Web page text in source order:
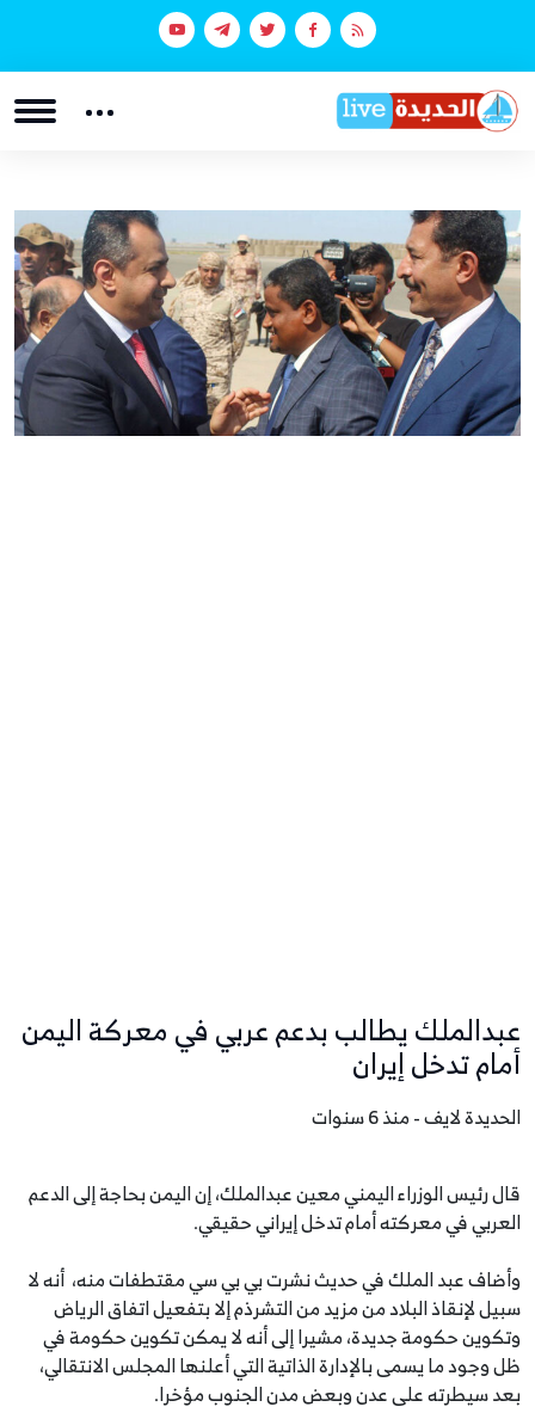
عبدالملك يطالب بدعم عربي في معركة اليمن
أمام تدخل إيران
الحديدة لايف - منذ 6 سنوات
قال رئيس الوزراء اليمني معين عبدالملك، إن اليمن بحاجة إلى الدعم
العربي في معركته أمام تدخل إيراني حقيقي.
وأضاف عبد الملك في حديث نشرت بي بي سي مقتطفات منه، أنه لا
سبيل لإنقاذ البلاد من مزيد من التشرذم إلا بتفعيل اتفاق الرياض
وتكوين حكومة جديدة، مشيرا إلى أنه لا يمكن تكوين حكومة في
ظل وجود ما يسمى بالإدارة الذاتية التي أعلنها المجلس الانتقالي،
بعد سيطرته على عدن وبعض مدن الجنوب مؤخرا.